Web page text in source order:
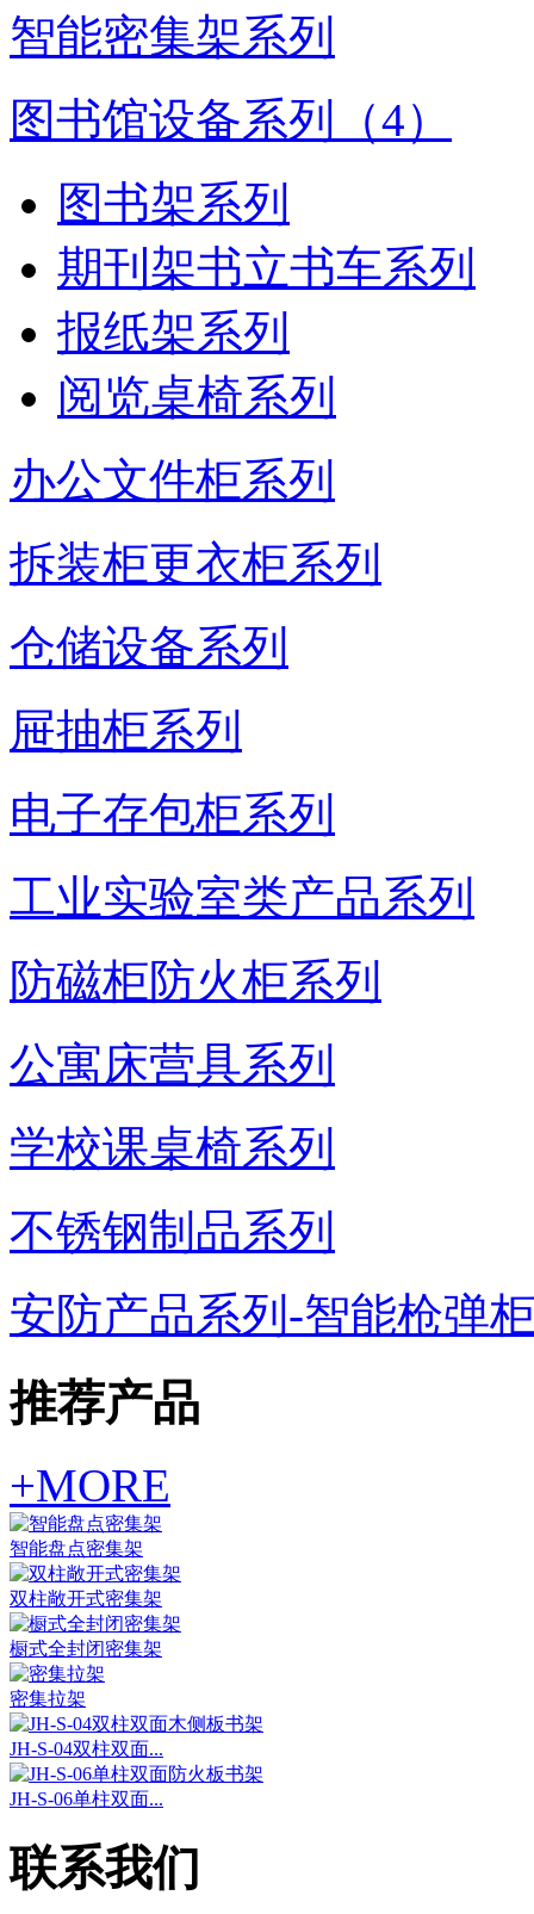
智能密集架系列
图书馆设备系列（4）
图书架系列
期刊架书立书车系列
报纸架系列
阅览桌椅系列
办公文件柜系列
拆装柜更衣柜系列
仓储设备系列
屉抽柜系列
电子存包柜系列
工业实验室类产品系列
防磁柜防火柜系列
公寓床营具系列
学校课桌椅系列
不锈钢制品系列
安防产品系列-智能枪弹
推荐产品
+MORE
智能盘点密集架
双柱敞开式密集架
橱式全封闭密集架
密集拉架
JH-S-04双柱双面...
JH-S-06单柱双面...
联系我们